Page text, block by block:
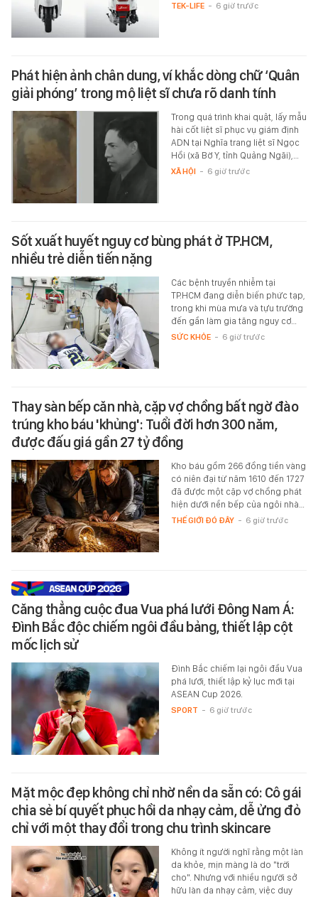
TEK-LIFE - 6 giờ trước
Phát hiện ảnh chân dung, ví khắc dòng chữ ‘Quân
giải phóng’ trong mộ liệt sĩ chưa rõ danh tính
Trong quá trình khai quật, lấy mẫu
hài cốt liệt sĩ phục vụ giám định
ADN tại Nghĩa trang liệt sĩ Ngọc
Hồi (xã Bờ Y, tỉnh Quảng Ngãi),…
XÃ HỘI - 6 giờ trước
Sốt xuất huyết nguy cơ bùng phát ở TP.HCM,
nhiều trẻ diễn tiến nặng
Các bệnh truyền nhiễm tại
TP.HCM đang diễn biến phức tạp,
trong khi mùa mưa và tựu trường
đến gần làm gia tăng nguy cơ…
SỨC KHỎE - 6 giờ trước
Thay sàn bếp căn nhà, cặp vợ chồng bất ngờ đào
trúng kho báu 'khủng': Tuổi đời hơn 300 năm,
được đấu giá gần 27 tỷ đồng
Kho báu gồm 266 đồng tiền vàng
có niên đại từ năm 1610 đến 1727
đã được một cặp vợ chồng phát
hiện dưới nền bếp của ngôi nhà…
THẾ GIỚI ĐÓ ĐÂY - 6 giờ trước
Căng thẳng cuộc đua Vua phá lưới Đông Nam Á:
Đình Bắc độc chiếm ngôi đầu bảng, thiết lập cột
mốc lịch sử
Đình Bắc chiếm lại ngôi đầu Vua
phá lưới, thiết lập kỷ lục mới tại
ASEAN Cup 2026.
SPORT - 6 giờ trước
Mặt mộc đẹp không chỉ nhờ nền da sẵn có: Cô gái
chia sẻ bí quyết phục hồi da nhạy cảm, dễ ửng đỏ
chỉ với một thay đổi trong chu trình skincare
Không ít người nghĩ rằng một làn
da khỏe, mịn màng là do "trời
cho". Nhưng với nhiều người sở
hữu làn da nhạy cảm, việc duy